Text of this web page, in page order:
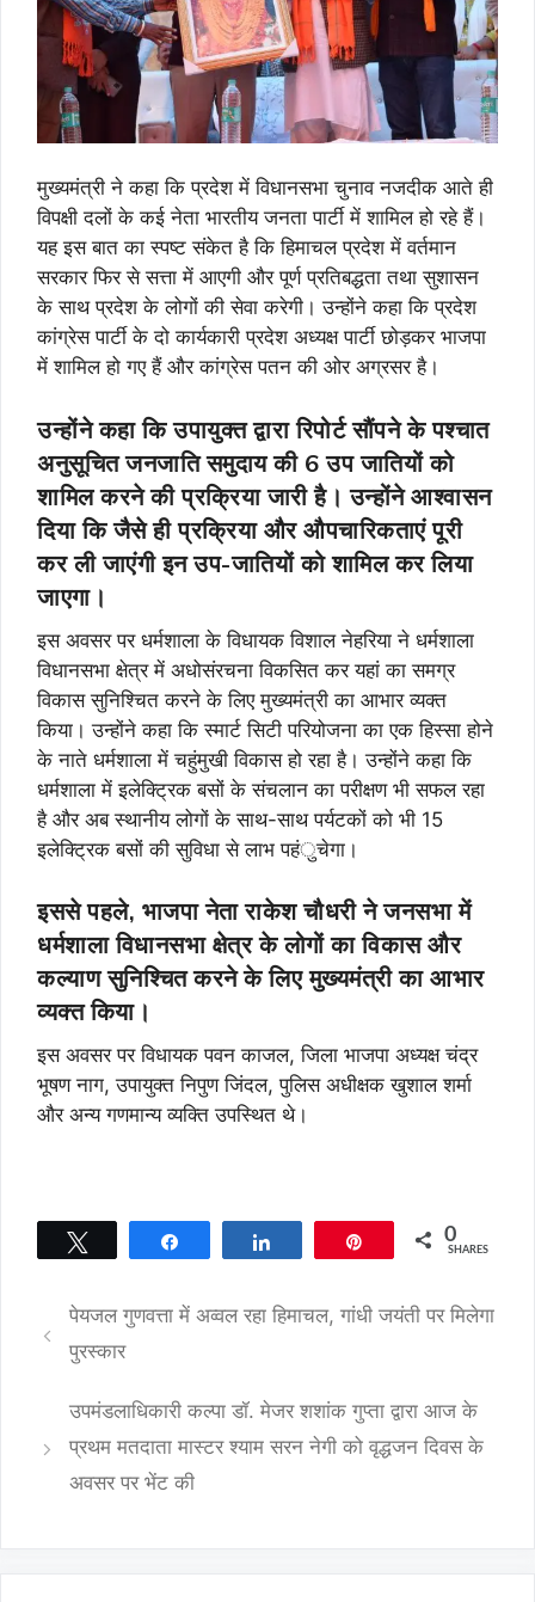
मुख्यमंत्री ने कहा कि प्रदेश में विधानसभा चुनाव नजदीक आते ही
विपक्षी दलों के कई नेता भारतीय जनता पार्टी में शामिल हो रहे हैं।
यह इस बात का स्पष्ट संकेत है कि हिमाचल प्रदेश में वर्तमान
सरकार फिर से सत्ता में आएगी और पूर्ण प्रतिबद्धता तथा सुशासन
के साथ प्रदेश के लोगों की सेवा करेगी। उन्होंने कहा कि प्रदेश
कांग्रेस पार्टी के दो कार्यकारी प्रदेश अध्यक्ष पार्टी छोड़कर भाजपा
में शामिल हो गए हैं और कांग्रेस पतन की ओर अग्रसर है।
उन्होंने कहा कि उपायुक्त द्वारा रिपोर्ट सौंपने के पश्चात
अनुसूचित जनजाति समुदाय की 6 उप जातियों को
शामिल करने की प्रक्रिया जारी है। उन्होंने आश्वासन
दिया कि जैसे ही प्रक्रिया और औपचारिकताएं पूरी
कर ली जाएंगी इन उप-जातियों को शामिल कर लिया
जाएगा।
इस अवसर पर धर्मशाला के विधायक विशाल नेहरिया ने धर्मशाला
विधानसभा क्षेत्र में अधोसंरचना विकसित कर यहां का समग्र
विकास सुनिश्चित करने के लिए मुख्यमंत्री का आभार व्यक्त
किया। उन्होंने कहा कि स्मार्ट सिटी परियोजना का एक हिस्सा होने
के नाते धर्मशाला में चहुंमुखी विकास हो रहा है। उन्होंने कहा कि
धर्मशाला में इलेक्ट्रिक बसों के संचलान का परीक्षण भी सफल रहा
है और अब स्थानीय लोगों के साथ-साथ पर्यटकों को भी 15
इलेक्ट्रिक बसों की सुविधा से लाभ पहंुचेगा।
इससे पहले, भाजपा नेता राकेश चौधरी ने जनसभा में
धर्मशाला विधानसभा क्षेत्र के लोगों का विकास और
कल्याण सुनिश्चित करने के लिए मुख्यमंत्री का आभार
व्यक्त किया।
इस अवसर पर विधायक पवन काजल, जिला भाजपा अध्यक्ष चंद्र
भूषण नाग, उपायुक्त निपुण जिंदल, पुलिस अधीक्षक खुशाल शर्मा
और अन्य गणमान्य व्यक्ति उपस्थित थे।
0
SHARES
पेयजल गुणवत्ता में अव्वल रहा हिमाचल, गांधी जयंती पर मिलेगा
पुरस्कार
उपमंडलाधिकारी कल्पा डॉ. मेजर शशांक गुप्ता द्वारा आज के
प्रथम मतदाता मास्टर श्याम सरन नेगी को वृद्धजन दिवस के
अवसर पर भेंट की